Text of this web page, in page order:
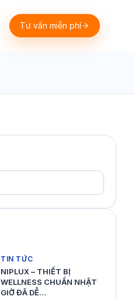
Tư vấn miễn phí
TIN TỨC
NIPLUX – THIẾT BỊ
WELLNESS CHUẨN NHẬT
GIỜ ĐÃ DỄ…